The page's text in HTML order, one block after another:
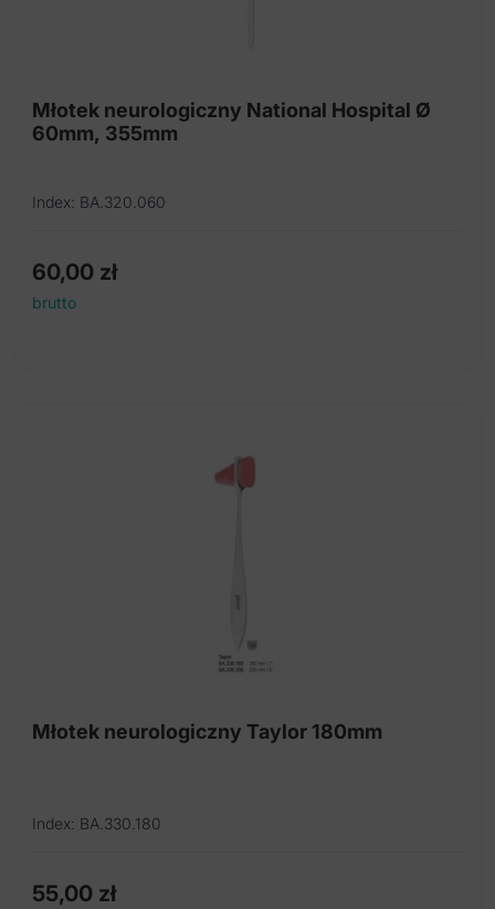
Młotek neurologiczny National Hospital Ø
60mm, 355mm
Index: BA.320.060
60,00 zł
brutto
Młotek neurologiczny Taylor 180mm
Index: BA.330.180
55,00 zł